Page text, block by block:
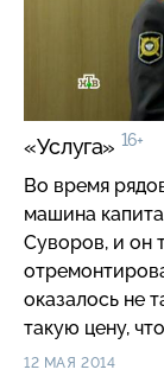
«Услуга» 16+
Во время
машина
Суворов, и он
оказалось не
такую цену,
приняли
12 МАЯ 2014